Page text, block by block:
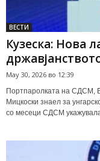
ВЕСТИ
Кузеска: Нова
May 30, 2026 во 12:39
Портпаролката на СДСМ,
Мицкоски знаел за
со месеци СДСМ укажувала